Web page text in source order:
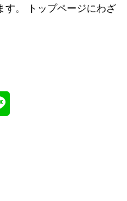
。
トップページにわざ